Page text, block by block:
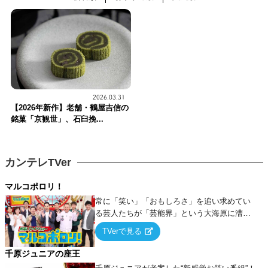
2026.03.31
【2026年新作】老舗・鶴屋吉信の
銘菓「京観世」、石臼挽...
カンテレTVer
マルコポロリ！
常に「笑い」「おもしろさ」を追い求めてい
る芸人たちが「芸能界」という大海原に漕ぎ
出でて、新たなオモシロ人間を発掘する！
TVerで見る
千原ジュニアの座王